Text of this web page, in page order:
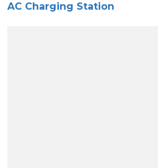
AC Charging Station